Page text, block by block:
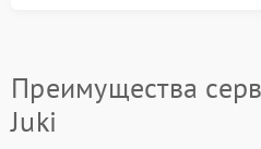
Преимущества
Juki